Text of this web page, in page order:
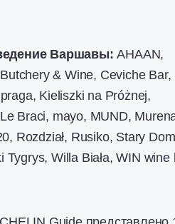
Варшавы:AHAAN,
& Wine, Ceviche Bar,
Kieliszki na Próżnej,
Braci, mayo, MUND,
Rozdział, Rusiko, Stary
Willa Biała, WIN wine